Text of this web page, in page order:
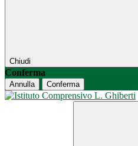
Chiudi
Conferma
Annulla Conferma